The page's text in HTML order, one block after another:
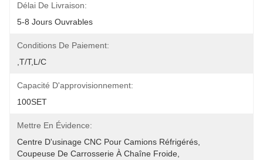
Délai De Livraison:
5-8 Jours Ouvrables
Conditions De Paiement:
,T/T,L/C
Capacité D'approvisionnement:
100SET
Mettre En Évidence:
Centre D'usinage CNC Pour Camions Réfrigérés
Coupeuse De Carrosserie À Chaîne Froide